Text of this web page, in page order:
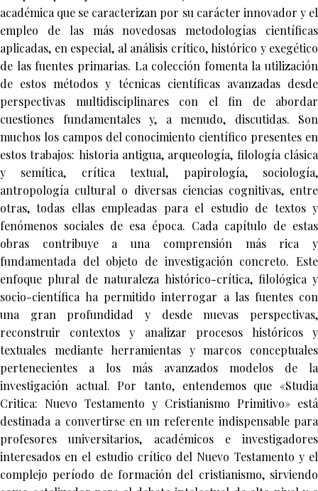
académica que se caracterizan por su carácter innovador y el
empleo de las más novedosas metodologías científicas
aplicadas, en especial, al análisis crítico, histórico y exegético
de las fuentes primarias. La colección fomenta la utilización
de estos métodos y técnicas científicas avanzadas desde
perspectivas multidisciplinares con el fin de abordar
cuestiones fundamentales y, a menudo, discutidas. Son
muchos los campos del conocimiento científico presentes en
estos trabajos: historia antigua, arqueología, filología clásica
y semítica, crítica textual, papirología, sociología,
antropología cultural o diversas ciencias cognitivas, entre
otras, todas ellas empleadas para el estudio de textos y
fenómenos sociales de esa época. Cada capítulo de estas
obras contribuye a una comprensión más rica y
fundamentada del objeto de investigación concreto. Este
enfoque plural de naturaleza histórico-crítica, filológica y
socio-científica ha permitido interrogar a las fuentes con
una gran profundidad y desde nuevas perspectivas,
reconstruir contextos y analizar procesos históricos y
textuales mediante herramientas y marcos conceptuales
pertenecientes a los más avanzados modelos de la
investigación actual. Por tanto, entendemos que «Studia
Critica: Nuevo Testamento y Cristianismo Primitivo» está
destinada a convertirse en un referente indispensable para
profesores universitarios, académicos e investigadores
interesados en el estudio crítico del Nuevo Testamento y el
complejo período de formación del cristianismo, sirviendo